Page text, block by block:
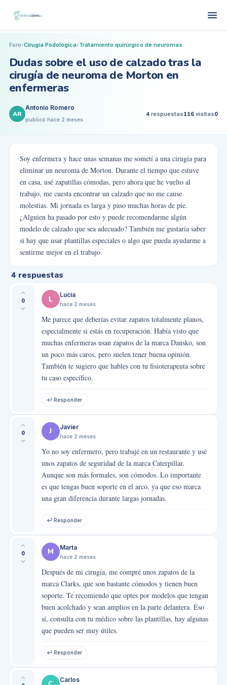
Foro›Cirugía Podológica›Tratamiento quirúrgico de neuromas
Dudas sobre el uso de calzado tras la
cirugía de neuroma de Morton en
enfermeras
AR
Antonio Romero
publicó hace 2 meses
4 respuestas116 visitas0
Soy enfermera y hace unas semanas me sometí a una cirugía para
eliminar un neuroma de Morton. Durante el tiempo que estuve
en casa, usé zapatillas cómodas, pero ahora que he vuelto al
trabajo, me cuesta encontrar un calzado que no me cause
molestias. Mi jornada es larga y paso muchas horas de pie.
¿Alguien ha pasado por esto y puede recomendarme algún
modelo de calzado que sea adecuado? También me gustaría saber
si hay que usar plantillas especiales o algo que pueda ayudarme a
sentirme mejor en el trabajo.
4 respuestas
0 L Lucía
hace 2 meses
Me parece que deberías evitar zapatos totalmente planos,
especialmente si estás en recuperación. Había visto que
muchas enfermeras usan zapatos de la marca Dansko, son
un poco más caros, pero suelen tener buena opinión.
También te sugiero que hables con tu fisioterapeuta sobre
tu caso específico.
↩ Responder
0 J Javier
hace 2 meses
Yo no soy enfermero, pero trabajé en un restaurante y usé
unos zapatos de seguridad de la marca Caterpillar.
Aunque son más formales, son cómodos. Lo importante
es que tengas buen soporte en el arco, ya que eso marca
una gran diferencia durante largas jornadas.
↩ Responder
0 M Marta
hace 2 meses
Después de mi cirugía, me compré unos zapatos de la
marca Clarks, que son bastante cómodos y tienen buen
soporte. Te recomiendo que optes por modelos que tengan
buen acolchado y sean amplios en la parte delantera. Eso
sí, consulta con tu médico sobre las plantillas, hay algunas
que pueden ser muy útiles.
↩ Responder
Carlos